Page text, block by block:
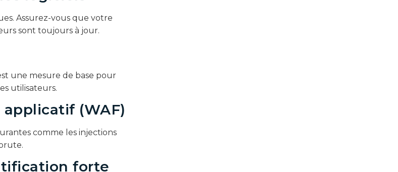
Assurez-vous que votre
sont toujours à jour.
une mesure de base pour
utilisateurs.
(WAF)
comme les injections
forte